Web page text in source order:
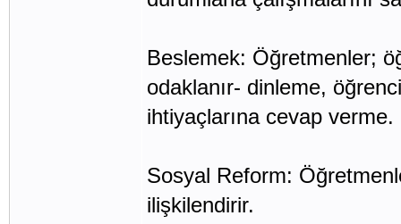
Beslemek: Öğretmenler;
odaklanır- dinleme,
ihtiyaçlarına cevap verme.
Sosyal Reform:
ilişkilendirir.